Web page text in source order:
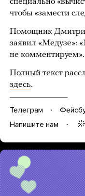
чтобы «замести
Помощник
заявил «Медузе»:
не комментируем».
Полный текст
здесь.
Телеграм
Напишите нам